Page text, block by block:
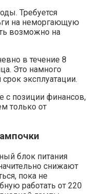
Требуется
на неморгающую
возможно на
в течение 8
Это намного
эксплуатации.
с позиции финансов,
только от
блок питания
снижают
пока не
работать от 220